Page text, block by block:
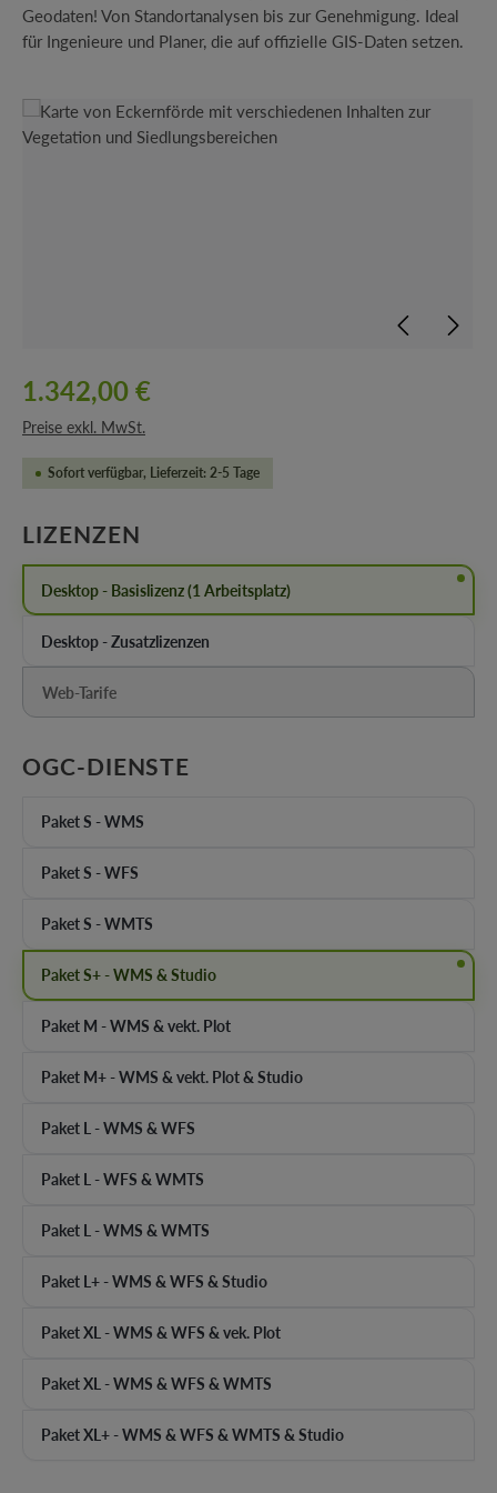
Geodaten! Von Standortanalysen bis zur Genehmigung. Ideal
für Ingenieure und Planer, die auf offizielle GIS-Daten setzen.
Bildergalerie überspringen
1.342,00 €
Preise exkl. MwSt.
Sofort verfügbar, Lieferzeit: 2-5 Tage
LIZENZEN
Desktop - Basislizenz (1 Arbeitsplatz)
Desktop - Zusatzlizenzen
Web-Tarife
(Diese Option ist zurzeit nicht verfügbar.)
OGC-DIENSTE
Paket S - WMS
Paket S - WFS
Paket S - WMTS
Paket S+ - WMS & Studio
Paket M - WMS & vekt. Plot
Paket M+ - WMS & vekt. Plot & Studio
Paket L - WMS & WFS
Paket L - WFS & WMTS
Paket L - WMS & WMTS
Paket L+ - WMS & WFS & Studio
Paket XL - WMS & WFS & vek. Plot
Paket XL - WMS & WFS & WMTS
Paket XL+ - WMS & WFS & WMTS & Studio